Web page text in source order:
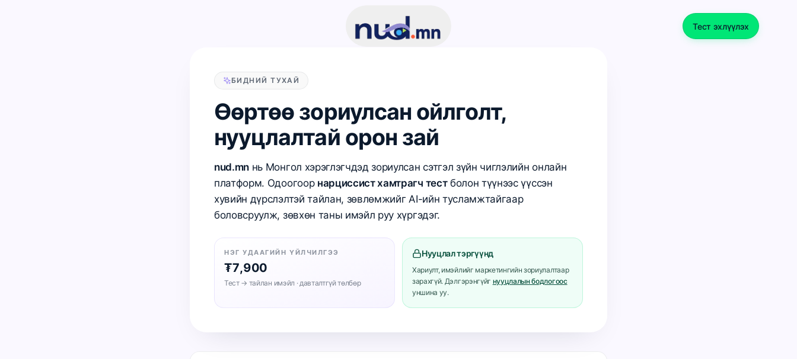
Тест эхлүүлэх
БИДНИЙ ТУХАЙ
Өөртөө зориулсан ойлголт,
нууцлалтай орон зай
nud.mn нь Монгол хэрэглэгчдэд зориулсан сэтгэл зүйн чиглэлийн онлайн
платформ. Одоогоор нарциссист хамтрагч тестболон түүнээс үүссэн
хувийн дүрслэлтэй тайлан, зөвлөмжийг AI-ийн тусламжтайгаар
боловсруулж, зөвхөн таны имэйл руу хүргэдэг.
НЭГ УДААГИЙН ҮЙЛЧИЛГЭЭ
₮7,900
Тест → тайлан имэйл · давталтгүй төлбөр
Нууцлал тэргүүнд
Хариулт, имэйлийг маркетингийн зориулалтаар
зарахгүй. Дэлгэрэнгүйг нууцлалын бодлогоос
уншина уу.